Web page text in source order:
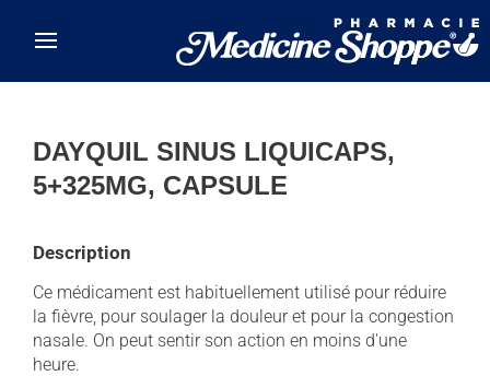
DAYQUIL SINUS LIQUICAPS,
5+325MG, CAPSULE
Description
Ce médicament est habituellement utilisé pour réduire
la fièvre, pour soulager la douleur et pour la congestion
nasale. On peut sentir son action en moins d'une
heure.